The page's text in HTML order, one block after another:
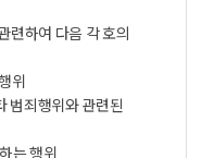
련하여 다음 각 호의
위
범죄행위와 관련된
는 행위